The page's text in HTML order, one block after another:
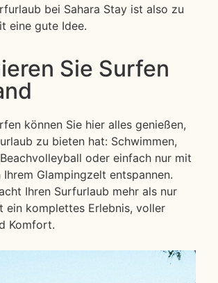
bei Sahara Stay ist also zu
eine gute Idee.
Sie Surfen
können Sie hier alles genießen,
zu bieten hat: Schwimmen,
oder einfach nur mit
Glampingzelt entspannen.
Ihren Surfurlaub mehr als nur
ein komplettes Erlebnis, voller
Komfort.